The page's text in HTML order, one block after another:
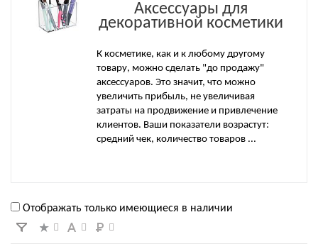
Аксессуары для
декоративной косметики
К косметике, как и к любому другому
товару, можно сделать "до продажу"
аксессуаров. Это значит, что можно
увеличить прибыль, не увеличивая
затраты на продвижение и привлечение
клиентов. Ваши показатели возрастут:
средний чек, количество товаров ...
Отображать только имеющиеся в наличии